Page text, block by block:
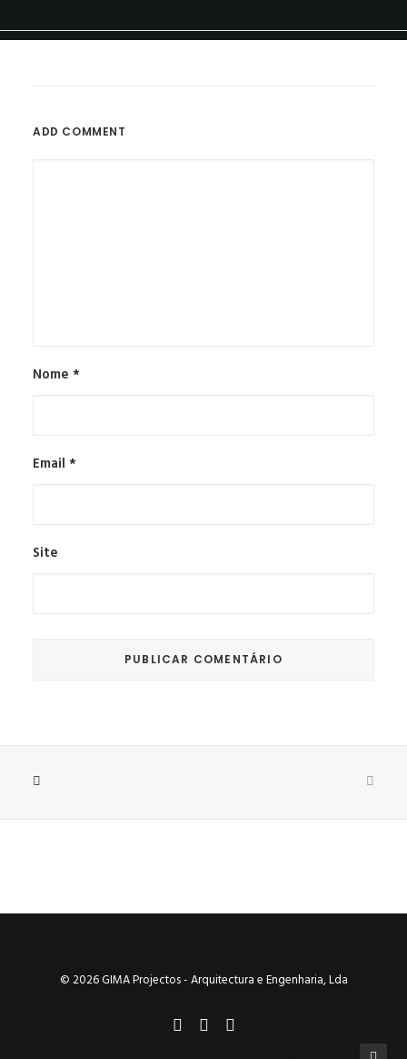
ADD COMMENT
Nome *
Email *
Site
© 2026 GIMA Projectos - Arquitectura e Engenharia, Lda